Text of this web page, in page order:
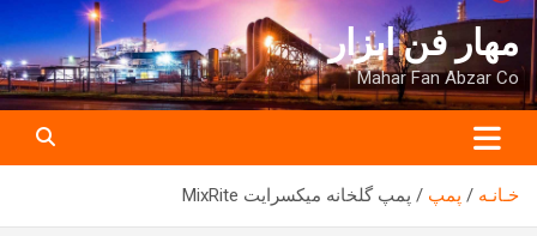
به
محتوا
برویدمهار فن ابزار
Mahar Fan Abzar Co
خـانـه پمپ پمپ گلخانه میکسرایت MixRite